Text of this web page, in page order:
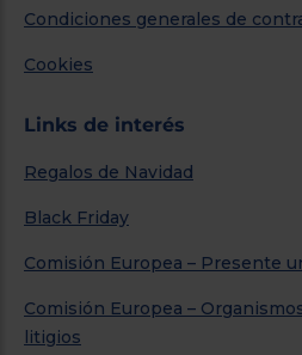
Condiciones generales de
Cookies
Links de interés
Regalos de Navidad
Black Friday
Comisión Europea – Presente
Comisión Europea –
litigios